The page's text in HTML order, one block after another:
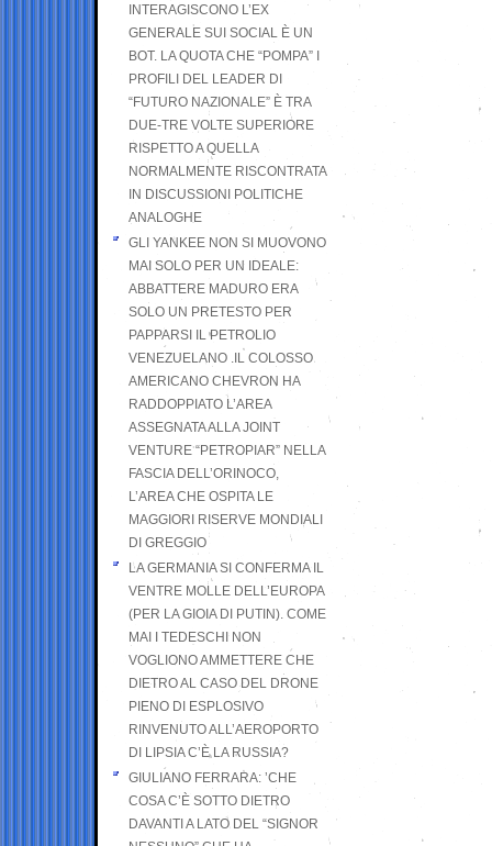
INTERAGISCONO L’EX
GENERALE SUI SOCIAL È UN
BOT. LA QUOTA CHE “POMPA” I
PROFILI DEL LEADER DI
“FUTURO NAZIONALE” È TRA
DUE-TRE VOLTE SUPERIORE
RISPETTO A QUELLA
NORMALMENTE RISCONTRATA
IN DISCUSSIONI POLITICHE
ANALOGHE
GLI YANKEE NON SI MUOVONO
MAI SOLO PER UN IDEALE:
ABBATTERE MADURO ERA
SOLO UN PRETESTO PER
PAPPARSI IL PETROLIO
VENEZUELANO .IL COLOSSO
AMERICANO CHEVRON HA
RADDOPPIATO L’AREA
ASSEGNATA ALLA JOINT
VENTURE “PETROPIAR” NELLA
FASCIA DELL’ORINOCO,
L’AREA CHE OSPITA LE
MAGGIORI RISERVE MONDIALI
DI GREGGIO
LA GERMANIA SI CONFERMA IL
VENTRE MOLLE DELL’EUROPA
(PER LA GIOIA DI PUTIN). COME
MAI I TEDESCHI NON
VOGLIONO AMMETTERE CHE
DIETRO AL CASO DEL DRONE
PIENO DI ESPLOSIVO
RINVENUTO ALL’AEROPORTO
DI LIPSIA C’È LA RUSSIA?
GIULIANO FERRARA: ’CHE
COSA C’È SOTTO DIETRO
DAVANTI A LATO DEL “SIGNOR